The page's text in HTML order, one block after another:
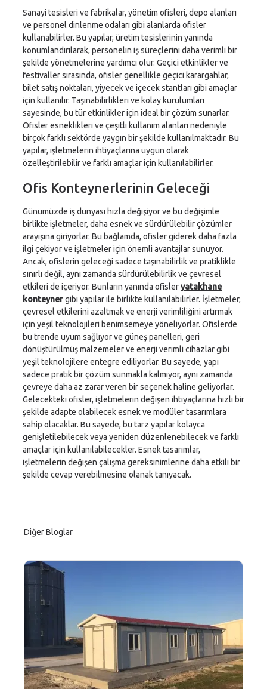
Sanayi tesisleri ve fabrikalar, yönetim ofisleri, depo alanları
ve personel dinlenme odaları gibi alanlarda ofisler
kullanabilirler. Bu yapılar, üretim tesislerinin yanında
konumlandırılarak, personelin iş süreçlerini daha verimli bir
şekilde yönetmelerine yardımcı olur. Geçici etkinlikler ve
festivaller sırasında, ofisler genellikle geçici karargahlar,
bilet satış noktaları, yiyecek ve içecek stantları gibi amaçlar
için kullanılır. Taşınabilirlikleri ve kolay kurulumları
sayesinde, bu tür etkinlikler için ideal bir çözüm sunarlar.
Ofisler esneklikleri ve çeşitli kullanım alanları nedeniyle
birçok farklı sektörde yaygın bir şekilde kullanılmaktadır. Bu
yapılar, işletmelerin ihtiyaçlarına uygun olarak
özelleştirilebilir ve farklı amaçlar için kullanılabilirler.
Ofis Konteynerlerinin Geleceği
Günümüzde iş dünyası hızla değişiyor ve bu değişimle
birlikte işletmeler, daha esnek ve sürdürülebilir çözümler
arayışına giriyorlar. Bu bağlamda, ofisler giderek daha fazla
ilgi çekiyor ve işletmeler için önemli avantajlar sunuyor.
Ancak, ofislerin geleceği sadece taşınabilirlik ve pratiklikle
sınırlı değil, aynı zamanda sürdürülebilirlik ve çevresel
etkileri de içeriyor. Bunların yanında ofisleryatakhane
konteynergibi yapılar ile birlikte kullanılabilirler. İşletmeler,
çevresel etkilerini azaltmak ve enerji verimliliğini artırmak
için yeşil teknolojileri benimsemeye yöneliyorlar. Ofislerde
bu trende uyum sağlıyor ve güneş panelleri, geri
dönüştürülmüş malzemeler ve enerji verimli cihazlar gibi
yeşil teknolojilere entegre ediliyorlar. Bu sayede, yapı
sadece pratik bir çözüm sunmakla kalmıyor, aynı zamanda
çevreye daha az zarar veren bir seçenek haline geliyorlar.
Gelecekteki ofisler, işletmelerin değişen ihtiyaçlarına hızlı bir
şekilde adapte olabilecek esnek ve modüler tasarımlara
sahip olacaklar. Bu sayede, bu tarz yapılar kolayca
genişletilebilecek veya yeniden düzenlenebilecek ve farklı
amaçlar için kullanılabilecekler. Esnek tasarımlar,
işletmelerin değişen çalışma gereksinimlerine daha etkili bir
şekilde cevap verebilmesine olanak tanıyacak.
Diğer Bloglar